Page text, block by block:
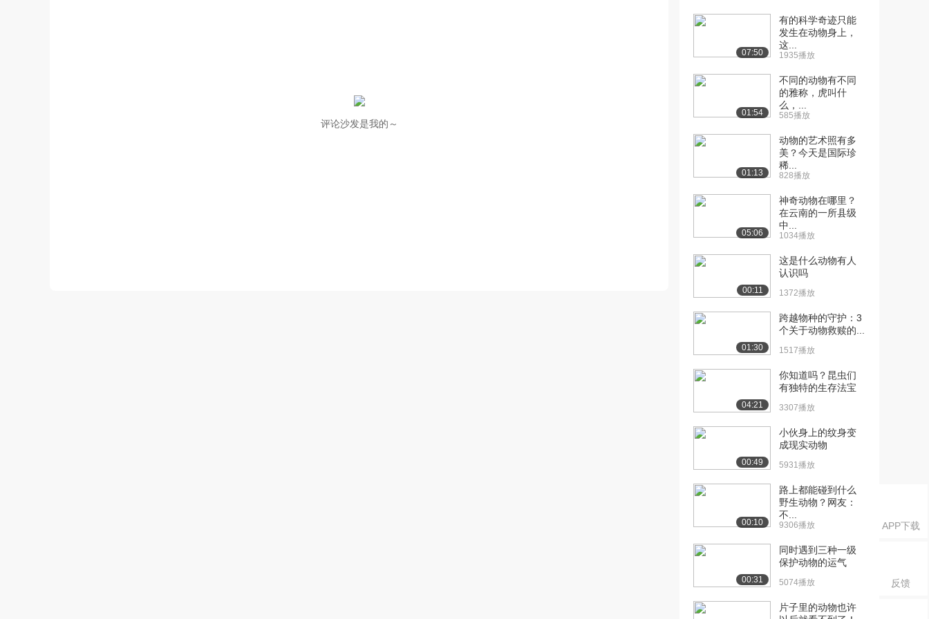
APP下载
反馈
评论沙发是我的～
1031播放
[12] 动物繁衍的自然途径
（下）
[13] 动物的爱情（上） 10:30
[14] 动物的爱情（中） 10:34
[15] 动物的爱情（下）
[16] 新生命的诞生（上） 10:27
[17] 新生命的诞生（中） 10:35
[18] 新生命的诞生（下）
1514播放
（上）
11:24
[20] 动物生命的延续
11:31
[21] 动物生命的延续
[22] 动物繁衍的人工方式
15:01
[23] 动物繁衍的人工方式
1010播放
15:02
07:50
有的科学奇迹只能
发生在动物身上，
这...
1935播放
01:54
不同的动物有不同
的雅称，虎叫什
么，...
585播放
01:13
动物的艺术照有多
美？今天是国际珍
稀...
828播放
05:06
神奇动物在哪里？
在云南的一所县级
中...
1034播放
00:11
这是什么动物有人
认识吗
1372播放
01:30
跨越物种的守护：3
个关于动物救赎的...
1517播放
04:21
你知道吗？昆虫们
有独特的生存法宝
3307播放
00:49
小伙身上的纹身变
成现实动物
5931播放
00:10
路上都能碰到什么
野生动物？网友：
不...
9306播放
00:31
同时遇到三种一级
保护动物的运气
5074播放
片子里的动物也许